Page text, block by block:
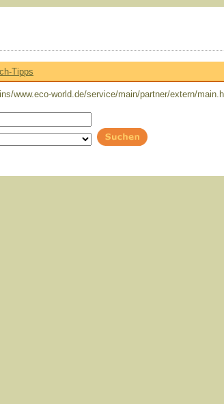
Tipps
www.eco-world.de/service/main/partner/extern/